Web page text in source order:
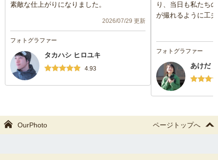
素敵な仕上がりになりました。
2026/07/29 更新
フォトグラファー
タカハシ ヒロユキ
4.93
り、当日も私たち
が撮れるように工
フォトグラファー
あけだ
OurPhoto ページトップへ